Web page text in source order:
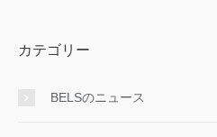
カテゴリー
BELSのニュース